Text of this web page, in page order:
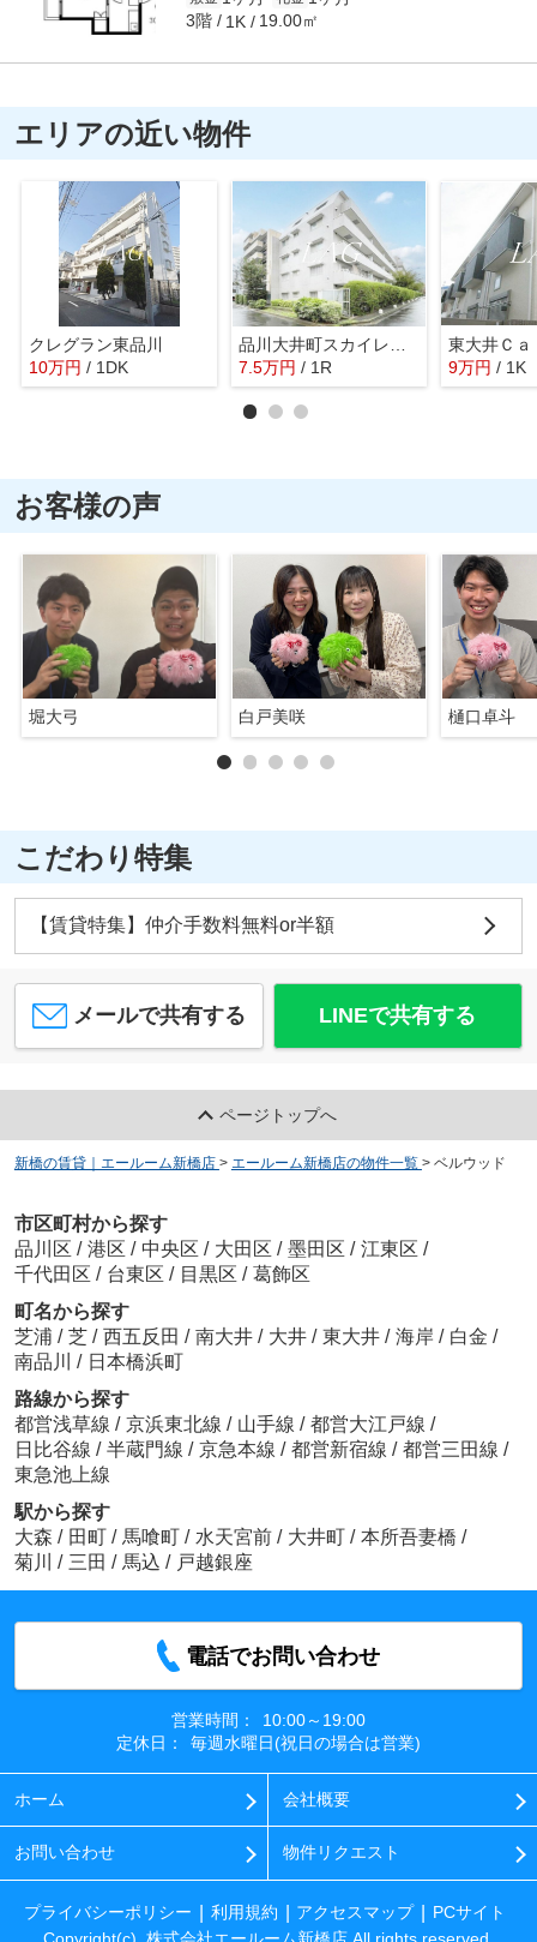
3階 1K 19.00㎡
エリアの近い物件
クレグラン東品川
10万円 / 1DK
7.5万円 / 1R 9万円 / 1K
お客様の声
堀大弓 白戸美咲 樋口卓斗
こだわり特集
【賃貸特集】仲介手数料無料or半額
メールで共有する LINEで共有する
ページトップへ
新橋の賃貸｜エールーム新橋店 > エールーム新橋店の物件一覧 > ベルウッド
市区町村から探す
品川区 / 港区 / 中央区 / 大田区 / 墨田区 / 江東区 /
千代田区 / 台東区 / 目黒区 / 葛飾区
町名から探す
芝浦 / 芝 / 西五反田 / 南大井 / 大井 / 東大井 / 海岸 / 白金 /
南品川 / 日本橋浜町
路線から探す
都営浅草線 / 京浜東北線 / 山手線 / 都営大江戸線 /
日比谷線 / 半蔵門線 / 京急本線 / 都営新宿線 / 都営三田線 /
東急池上線
駅から探す
大森 / 田町 / 馬喰町 / 水天宮前 / 大井町 / 本所吾妻橋 /
菊川
/ 三田 / 馬込 / 戸越銀座
電話でお問い合わせ
営業時間：
10:00～19:00
定休日：
毎週水曜日(祝日の場合は営業)
ホーム 会社概要
お問い合わせ 物件リクエスト
プライバシーポリシー 利用規約 アクセスマップ
PCサイト